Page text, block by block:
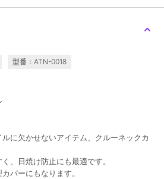
型番：ATN-0018
に欠かせないアイテム、クルーネックカ
、日焼け防止にも最適です。
バーにもなります。